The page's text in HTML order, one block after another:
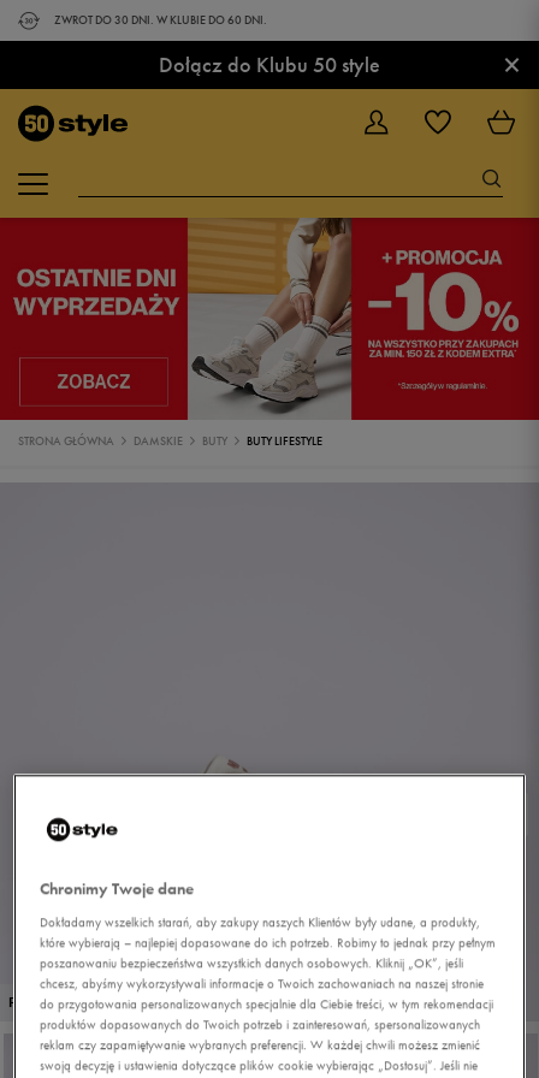
ZWROT DO 30 DNI. W KLUBIE DO 60 DNI.
Dołącz do Klubu 50 style ×
STRONA GŁÓWNA DAMSKIE BUTY BUTY LIFESTYLE
PROMO: DO -30% 1/10
Chronimy Twoje dane
Dokładamy wszelkich starań, aby zakupy naszych Klientów były udane, a produkty,
które wybierają – najlepiej dopasowane do ich potrzeb. Robimy to jednak przy pełnym
poszanowaniu bezpieczeństwa wszystkich danych osobowych. Kliknij „OK”, jeśli
chcesz, abyśmy wykorzystywali informacje o Twoich zachowaniach na naszej stronie
do przygotowania personalizowanych specjalnie dla Ciebie treści, w tym rekomendacji
produktów dopasowanych do Twoich potrzeb i zainteresowań, spersonalizowanych
reklam czy zapamiętywanie wybranych preferencji. W każdej chwili możesz zmienić
swoją decyzję i ustawienia dotyczące plików cookie wybierając „Dostosuj”. Jeśli nie